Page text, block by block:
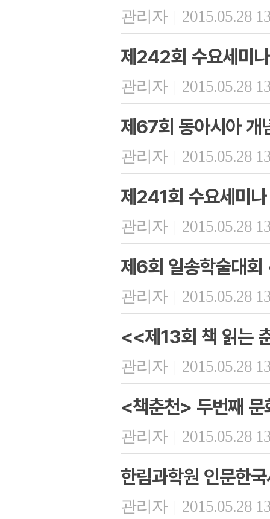
관리자 | 2015.05.28
제242회 수요세미
관리자 | 2015.05.28
제67회 동아시아 개
관리자 | 2015.05.28
제241회 수요세미
관리자 | 2015.05.28
제6회 일송학술대
관리자 | 2015.05.28
<<제13회 책 읽는
관리자 | 2015.05.28
<책춘천> 두번째 문
관리자 | 2015.05.28
한림과학원 인문한
관리자 | 2015.05.28